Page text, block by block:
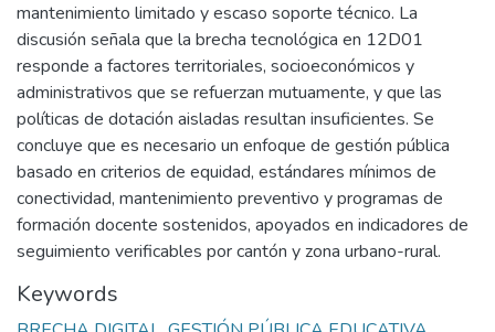
mantenimiento limitado y escaso soporte técnico. La
discusión señala que la brecha tecnológica en 12D01
responde a factores territoriales, socioeconómicos y
administrativos que se refuerzan mutuamente, y que las
políticas de dotación aisladas resultan insuficientes. Se
concluye que es necesario un enfoque de gestión pública
basado en criterios de equidad, estándares mínimos de
conectividad, mantenimiento preventivo y programas de
formación docente sostenidos, apoyados en indicadores de
seguimiento verificables por cantón y zona urbano-rural.
Keywords